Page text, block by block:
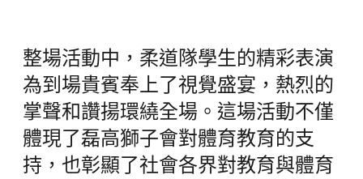
整場活動中，柔道隊學生的精彩表演
為到場貴賓奉上了視覺盛宴，熱烈的
掌聲和讚揚環繞全場。這場活動不僅
體現了磊高獅子會對體育教育的支
持，也彰顯了社會各界對教育與體育